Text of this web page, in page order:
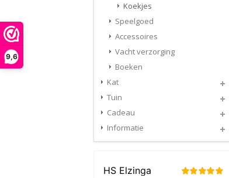
9,6
Koekjes
Speelgoed
Accessoires
Vacht verzorging
Boeken
Kat
Tuin
Cadeau
Informatie